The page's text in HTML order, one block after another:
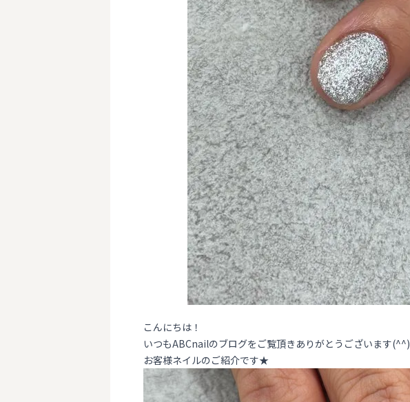
こんにちは！
いつもABCnailのブログをご覧頂きありがとうございます(^^)
お客様ネイルのご紹介です★